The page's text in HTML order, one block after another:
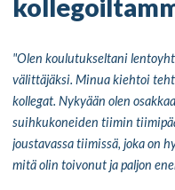
"Olen koulutukseltani
välittäjäksi. Minua kiehtoi
kollegat. Nykyään olen
suihkukoneiden tiimin
joustavassa tiimissä, joka on
mitä olin toivonut ja paljon